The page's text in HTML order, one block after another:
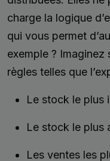
charge la logique
qui vous permet
exemple ?
règles telles que
Le stock le plus
Le stock le plus
Les ventes les